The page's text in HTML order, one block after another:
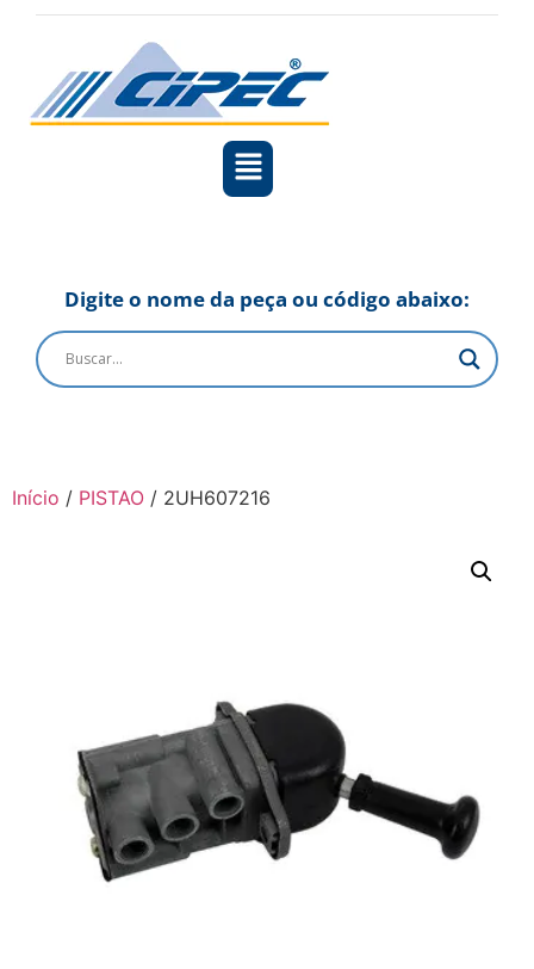
Digite o nome da peça ou código abaixo:
Início / PISTAO / 2UH607216